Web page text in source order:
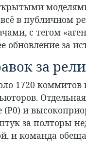
в публичном
с тегом
обновление за
за
1720
и
за полторы
и команда